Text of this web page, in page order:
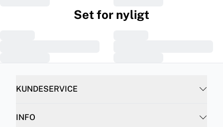
Set for nyligt
KUNDESERVICE
INFO